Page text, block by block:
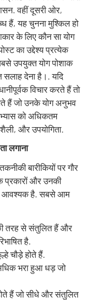
वहीं दूसरी ओर,
हैं, यह चुनना मुश्किल हो
के लिए कौन सा योग
का उद्देश्य प्रत्येक
उपयुक्त योग पोशाक
देना है।. यदि
विचार करते हैं तो
हैं जो उनके योग अनुभव
को अधिकतम
और उपयोगिता.
लगाना
बारीकियों पर गौर
प्रकारों और उनकी
आवश्यक है. सबसे आम
तरह से संतुलित हैं और
है.
चौड़े होते हैं.
भरा हुआ धड़ जो
हैं जो सीधे और संतुलित